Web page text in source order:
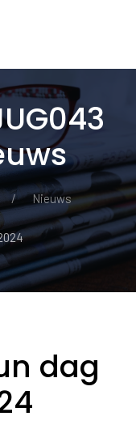
Nieuws
dag